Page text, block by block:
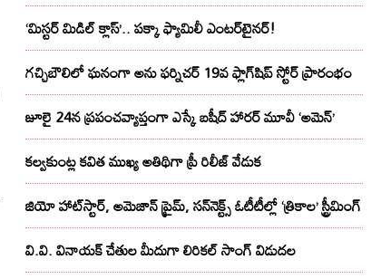
‘మిస్టర్ మిడిల్ క్లాస్’.. పక్కా ఫ్యామిలీ ఎంటర్‌టైనర్!
గచ్చిబౌలిలో ఘనంగా అను ఫర్నిచర్ 19వ ఫ్లాగ్‌షిప్ స్టోర్ ప్రారంభం
జూలై 24న ప్రపంచవ్యాప్తంగా ఎస్కే బషీద్‌ హారర్ మూవీ ‘అమెన్’
కల్వకుంట్ల కవిత ముఖ్య అతిథిగా ప్రీ రిలీజ్ వేడుక
జియో హాట్‌స్టార్, అమెజాన్ ప్రైమ్, సన్‌నెక్ట్స్ ఓటీటీల్లో ‘త్రికాల’ స్ట్రీమింగ్
వి.వి. వినాయక్ చేతుల మీదుగా లిరికల్ సాంగ్ విడుదల